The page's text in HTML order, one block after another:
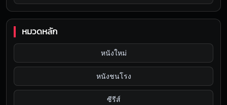
หมวดหลัก
หนังใหม่
หนังชนโรง
ซีรีส์